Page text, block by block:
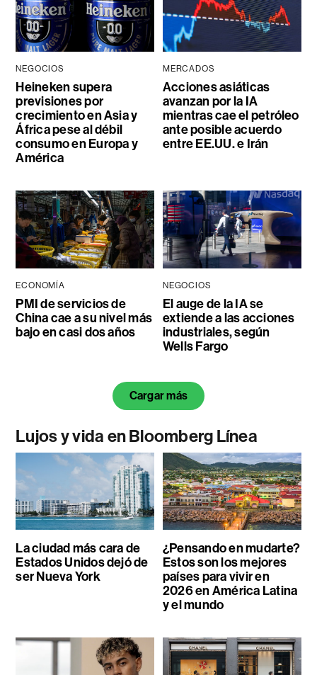
NEGOCIOS
Heineken supera
previsiones por
crecimiento en Asia y
África pese al débil
consumo en Europa y
América
MERCADOS
Acciones asiáticas
avanzan por la IA
mientras cae el petróleo
ante posible acuerdo
entre EE.UU. e Irán
ECONOMÍA
PMI de servicios de
China cae a su nivel más
bajo en casi dos años
NEGOCIOS
El auge de la IA se
extiende a las acciones
industriales, según
Wells Fargo
Cargar más
Lujos y vida en Bloomberg Línea
La ciudad más cara de
Estados Unidos dejó de
ser Nueva York
¿Pensando en mudarte?
Estos son los mejores
países para vivir en
2026 en América Latina
y el mundo